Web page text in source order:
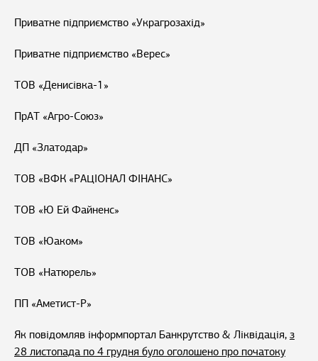
Приватне підприємство «Украгрозахід»
Приватне підприємство «Верес»
ТОВ «Денисівка-1»
ПрАТ «Агро-Союз»
ДП «Златодар»
ТОВ «ВФК «РАЦІОНАЛ ФІНАНС»
ТОВ «Ю Ей Файненс»
ТОВ «Юаком»
ТОВ «Натюрель»
ПП «Аметист-Р»
Як повідомляв інформпортал Банкрутство & Ліквідація, з
28 листопада по 4 грудня було оголошено про початоку